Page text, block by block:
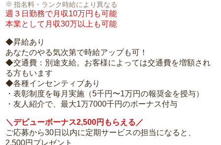
指名料・ランク時給により異なる
週３日勤務で月収10万円も可能
本業として月収30万以上も可能
◆昇給あり
あなたのやる気次第で時給アップも可！
◆交通費：別途支給。お客様によっては交通費を増額され
る方もいます
◆各種インセンティブあり
・表彰制度を毎月実施（5千円〜1万円の報奨金を授与）
・友人紹介で、最大1万7000千円のボーナス付与
＼デビューボーナス2,500円もらえる／
ご応募から30日以内に定期サービスの担当になると、
2,500円プレゼント